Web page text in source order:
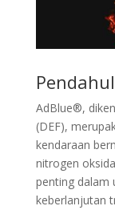
AdBlue®,
(DEF),
kendaraan
nitrogen
penting dalam
keberlanjutan